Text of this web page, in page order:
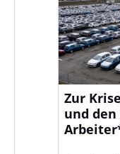
Zur
und